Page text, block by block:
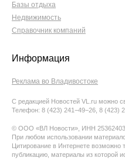
Базы отдыха
Недвижимость
Справочник компаний
Информация
Реклама во Владивостоке
С редакцией Новостей VL.ru можно
Телефон: 8 (423) 241−49−26, 8 (423)
© ООО «ВЛ Новости», ИНН
При любом использовании
Цитирование в Интернете возможно
публикацию, материалы из которой